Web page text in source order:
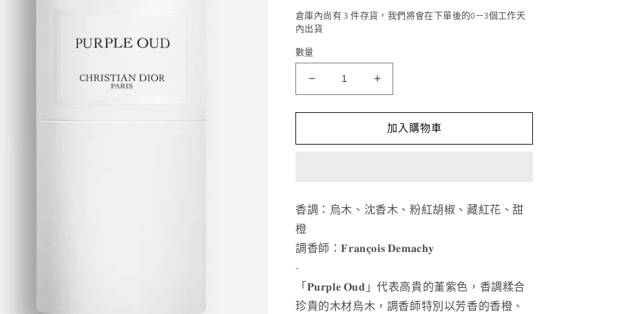
倉庫內尚有 3 件存貨，我們將會在下單後的0－3個工作天
內出貨
數量
Christian
Dior
Purple
100ml
少
Christian
Dior
Purple
Oud
100ml
加
加入購物車
香調：烏木、沈香木、粉紅胡椒、藏紅花、甜
橙
調香師：𝐅𝐫𝐚𝐧𝐜̧𝐨𝐢𝐬 𝐃𝐞𝐦𝐚𝐜𝐡𝐲
-
「𝐏𝐮𝐫𝐩𝐥𝐞 𝐎𝐮𝐝」代表高貴的堇紫色，香調糅合
珍貴的木材烏木，調香師特別以芳香的香橙、